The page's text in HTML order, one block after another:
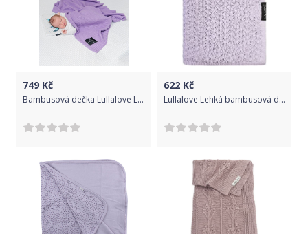
749 Kč
Bambusová dečka Lullalove Levandule 2021
622 Kč
Lullalove Lehká bambusová dečka 90x90 cm Motýlek Pastelová levandule 2021